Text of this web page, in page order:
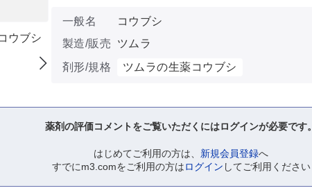
ウブシ
一般名
コウブシ
製造/販売
ツムラ
剤形/規格
ツムラの生薬コウブシ
薬剤の評価コメントをご覧いただくにはログインが必要です。
はじめてご利用の方は、 新規会員登録へ
すでにm3.comをご利用の方はログイン してご利用ください